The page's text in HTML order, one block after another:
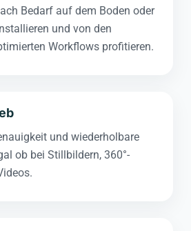
Bedarf auf dem Boden oder
und von den
Workflows profitieren.
und wiederholbare
ob bei Stillbildern, 360°-